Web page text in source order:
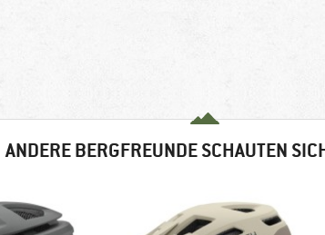
ANDERE BERGFREUNDE SCHAUTEN